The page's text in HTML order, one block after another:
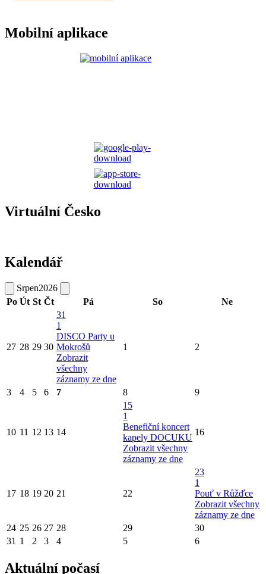
Mobilní aplikace
Virtuální Česko
Kalendář
Srpen2026
Po Út St Čt Pá So Ne
27 28 29 30
31
1
DISCO Party u
Mokrošů
Zobrazit
všechny
záznamy ze dne
1 2
3 4 5 6 7 8 9
10 11 12 13 14
15
1
Benefiční koncert
kapely DOCUKU
Zobrazit všechny
záznamy ze dne
16
17 18 19 20 21 22
23
1
Pouť v Růžďce
Zobrazit všechny
záznamy ze dne
24 25 26 27 28 29
30
31 1 2 3 4 5 6
Aktuální počasí